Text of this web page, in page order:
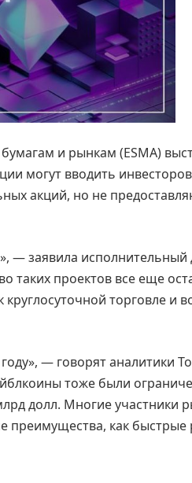
и рынкам (ESMA)
могут вводить
акций, но не
— заявила исполнительный
таких проектов все еще
торговле и
— говорят аналитики
тоже были
долл. Многие участники
преимущества, как быстрые